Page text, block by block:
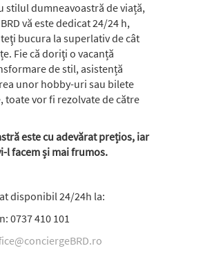
stilul dumneavoastră de viață,
vă este dedicat 24/24 h,
bucura la superlativ de cât
Fie că doriţi o vacanță
de stil, asistență
unor hobby-uri sau bilete
toate vor fi rezolvate de către
este cu adevărat prețios, iar
l facem și mai frumos.
disponibil 24/24h la:
0737 410 101